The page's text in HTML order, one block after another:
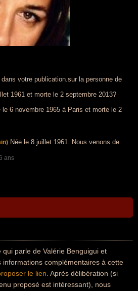
votre publication.sur la personne de
1961 et morte le 2 septembre 2013?
le 6 novembre 1965 à Paris et morte le 2
Née le 8 juillet 1961. Nous venons de
ans
parle de Valérie Benguigui et
complémentaires à cette
le lien . Après délibération (si
proposé est intéressant), nous